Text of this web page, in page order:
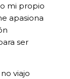
mi propio
apasiona
ser
viajo